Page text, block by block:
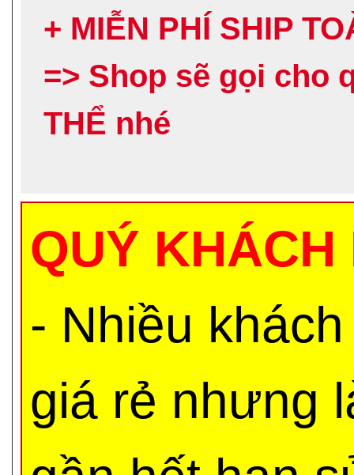
+ MIỄN PHÍ SHIP
=> Shop sẽ gọi cho
THỂ nhé
QUÝ
- Nhiều
giá rẻ nhưng